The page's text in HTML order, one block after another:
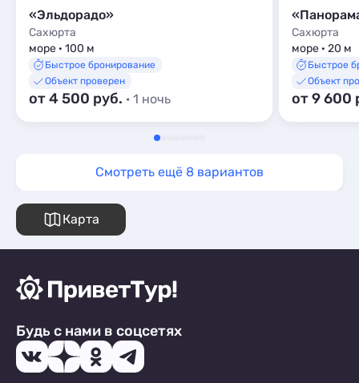
«Эльдорадо»
Сахюрта
море · 100 м
Быстрое бронирование
Объект проверен
от 4 500 руб. · 1 ночь
Сахюрта
море · 20 м
Быстрое
Объект
от 9 600
Смотреть ещё 8 вариантов
Карта
Будь с нами в соцсетях